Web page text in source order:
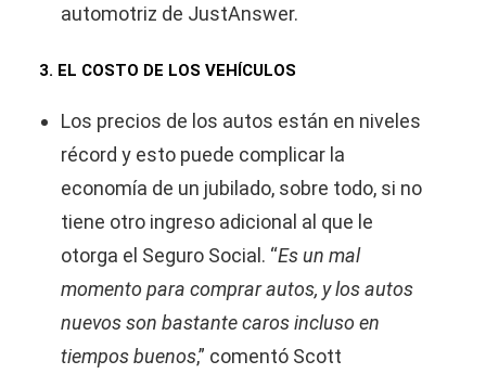
automotriz de JustAnswer.
3. EL COSTO DE LOS VEHÍCULOS
Los precios de los autos están en niveles
récord y esto puede complicar la
economía de un jubilado, sobre todo, si no
tiene otro ingreso adicional al que le
otorga el Seguro Social. “Es un mal
momento para comprar autos, y los autos
nuevos son bastante caros incluso en
tiempos buenos,” comentó Scott